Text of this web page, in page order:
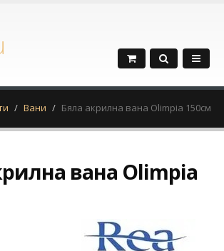
Вани Бяла акрилна вана Olimpia 150см
вана Olimpia